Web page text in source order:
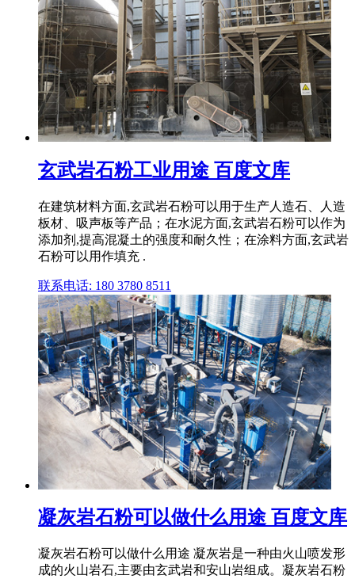
玄武岩石粉工业用途 百度文库
在建筑材料方面,玄武岩石粉可以用于生产人造石、人造
板材、吸声板等产品；在水泥方面,玄武岩石粉可以作为
添加剂,提高混凝土的强度和耐久性；在涂料方面,玄武岩
石粉可以用作填充 .
联系电话: 180 3780 8511
凝灰岩石粉可以做什么用途 百度文库
凝灰岩石粉可以做什么用途 凝灰岩是一种由火山喷发形
成的火山岩石,主要由玄武岩和安山岩组成。凝灰岩石粉